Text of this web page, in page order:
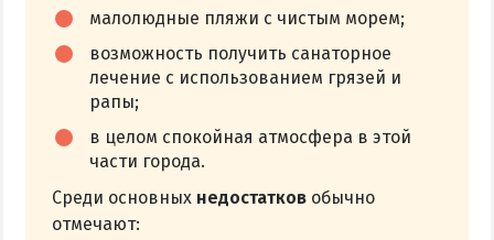
малолюдные пляжи с чистым морем;
возможность получить санаторное
лечение с использованием грязей и
рапы;
в целом спокойная атмосфера в этой
части города.
Среди основных недостатков обычно
отмечают: